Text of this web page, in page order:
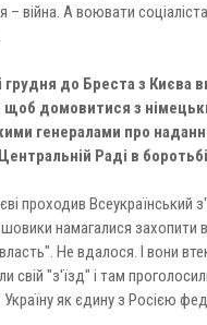
– війна. А воювати
грудня до Бреста з Києва
щоб домовитися з
генералами про
Раді в
проходив Всеукраїнський
намагалися захопити
Не вдалося. І вони
свій "з'їзд" і там
Україну як єдину з Росією